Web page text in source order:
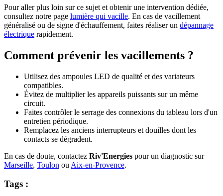
Pour aller plus loin sur ce sujet et obtenir une intervention dédiée,
consultez notre page lumière qui vacille. En cas de vacillement
généralisé ou de signe d'échauffement, faites réaliser un dépannage
électrique rapidement.
Comment prévenir les vacillements ?
Utilisez des ampoules LED de qualité et des variateurs
compatibles.
Évitez de multiplier les appareils puissants sur un même
circuit.
Faites contrôler le serrage des connexions du tableau lors d'un
entretien périodique.
Remplacez les anciens interrupteurs et douilles dont les
contacts se dégradent.
En cas de doute, contactez Riv'Energies pour un diagnostic sur
Marseille, Toulon ou Aix-en-Provence.
Tags :